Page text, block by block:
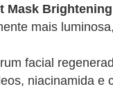
Mask Brightening
mais
facial
niacinamida